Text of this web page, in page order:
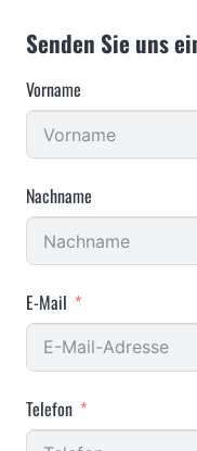
Senden Sie uns
Vorname
Nachname
E-Mail
Telefon